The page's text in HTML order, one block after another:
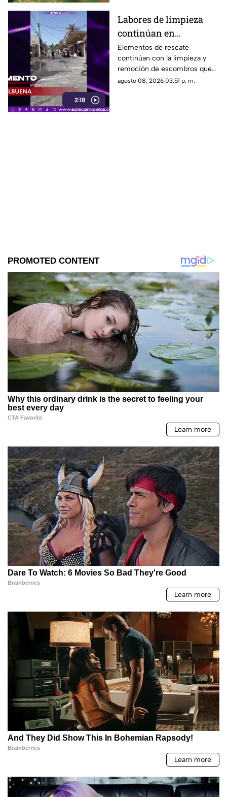
2:18
Labores de limpieza
continúan en
Cuernavaca tras la
explosión de la pipa de
gas LP
Elementos de rescate
continúan con la limpieza y
remoción de escombros que
dejó la explosión de la pipa que
agosto 08, 2026 03:51 p. m.